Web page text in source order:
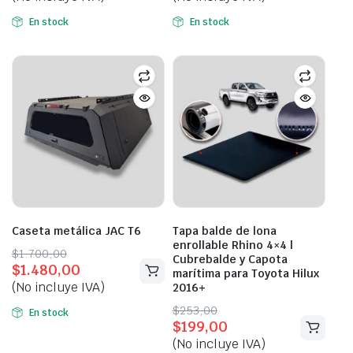
$950,00.
$686,00.
En stock
$950,00.
$686,00.
En stock
Caseta metálica JAC T6
$1.700,00
Original
price
was:
$1.700,00.
$1.480,00
Current
price
is:
$1.480,00.
(No incluye IVA)
En stock
Tapa balde de lona
enrollable Rhino 4×4 |
Cubrebalde y Capota
marítima para Toyota Hilux
2016+
$253,00
Original
price
was:
$199,00
Current
price
is:
(No incluye IVA)